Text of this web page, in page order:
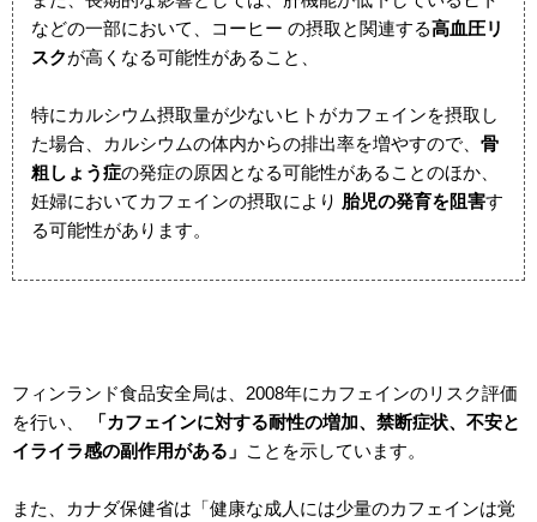
などの一部において、コーヒー の摂取と関連する高血圧リ
スクが高くなる可能性があること、
特にカルシウム摂取量が少ないヒトがカフェインを摂取し
た場合、カルシウムの体内からの排出率を増やすので、 骨
粗しょう症の発症の原因となる可能性があることのほか、
妊婦においてカフェインの摂取により 胎児の発育を阻害す
る可能性があります。
フィンランド食品安全局は、 2008年にカフェインのリスク評価
を行い、
「カフェインに対する耐性の増加、禁断症状、不安と
イライラ感の副作用がある」 ことを示しています。
また、カナダ保健省は「健康な成人には少量のカフェインは覚